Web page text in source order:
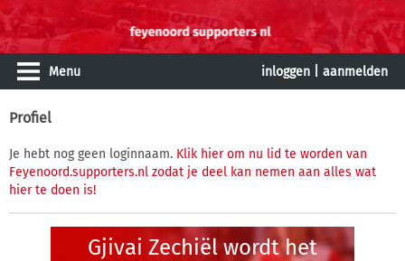
Menu inloggen aanmelden
Profiel
Je hebt nog geen loginnaam. Klik hier om nu lid te worden van
Feyenoord.supporters.nl zodat je deel kan nemen aan alles wat
hier te doen is!
Gjivai Zechiël wordt het